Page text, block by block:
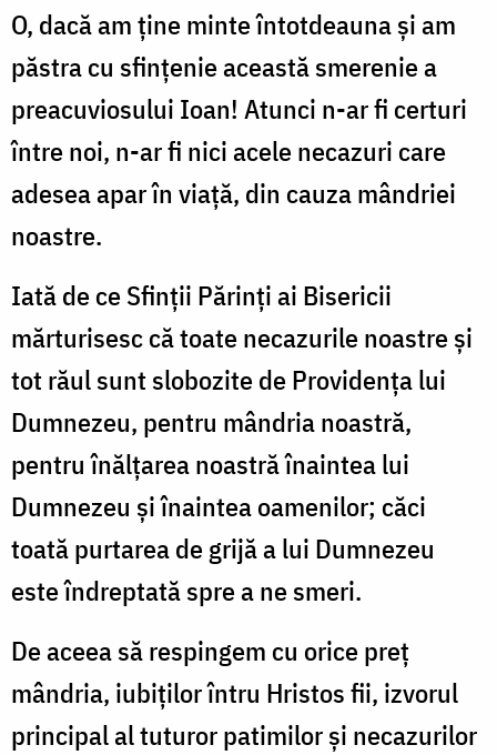
O, dacă am ţine minte întotdeauna şi am
păstra cu sfinţenie această smerenie a
preacuviosului Ioan! Atunci n-ar fi certuri
între noi, n-ar fi nici acele necazuri care
adesea apar în viaţă, din cauza mândriei
noastre.
Iată de ce Sfinţii Părinţi ai Bisericii
mărturisesc că toate necazurile noastre şi
tot răul sunt slobozite de Providenţa lui
Dumnezeu, pentru mândria noastră,
pentru înălţarea noastră înaintea lui
Dumnezeu şi înaintea oamenilor; căci
toată purtarea de grijă a lui Dumnezeu
este îndreptată spre a ne smeri.
De aceea să respingem cu orice preţ
mândria, iubiţilor întru Hristos fii, izvorul
principal al tuturor patimilor şi necazurilor